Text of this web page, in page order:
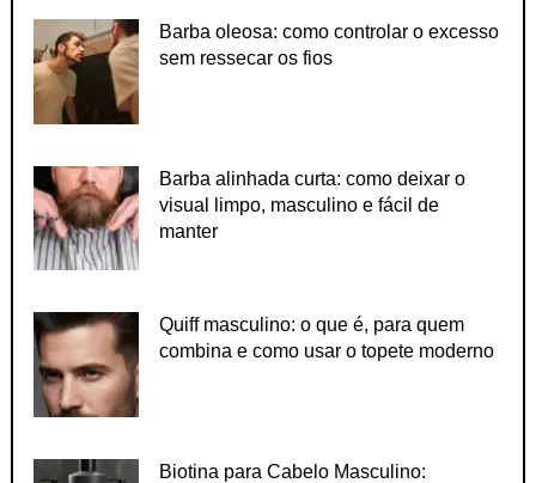
Barba oleosa: como controlar o excesso
sem ressecar os fios
Barba alinhada curta: como deixar o
visual limpo, masculino e fácil de
manter
Quiff masculino: o que é, para quem
combina e como usar o topete moderno
Biotina para Cabelo Masculino: